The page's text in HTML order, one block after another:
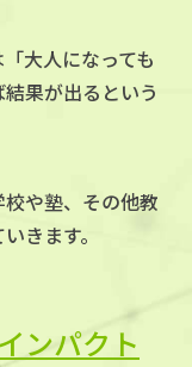
大人になっても
結果が出るという
や塾、その他教
きます。
ンパクト